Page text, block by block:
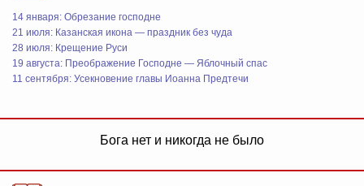
14 января: Обрезание господне
21 июля: Казанская икона — праздник без чуда
28 июля: Крещение Руси
19 августа: Преображение Господне — Яблочный спас
11 сентября: Усекновение главы Иоанна Предтечи
Бога нет и никогда не было